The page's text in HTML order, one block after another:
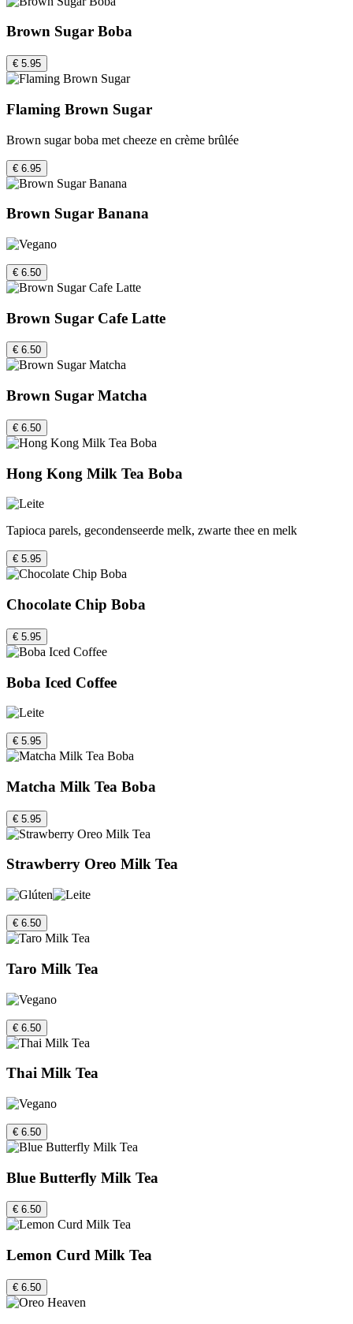
Brown Sugar Boba
€ 5.95
Flaming Brown Sugar
Brown sugar boba met cheeze en crème brûlée
€ 6.95
Brown Sugar Banana
€ 6.50
Brown Sugar Cafe Latte
€ 6.50
Brown Sugar Matcha
€ 6.50
Hong Kong Milk Tea Boba
Tapioca parels, gecondenseerde melk, zwarte thee en melk
€ 5.95
Chocolate Chip Boba
€ 5.95
Boba Iced Coffee
€ 5.95
Matcha Milk Tea Boba
€ 5.95
Strawberry Oreo Milk Tea
€ 6.50
Taro Milk Tea
€ 6.50
Thai Milk Tea
€ 6.50
Blue Butterfly Milk Tea
€ 6.50
Lemon Curd Milk Tea
€ 6.50